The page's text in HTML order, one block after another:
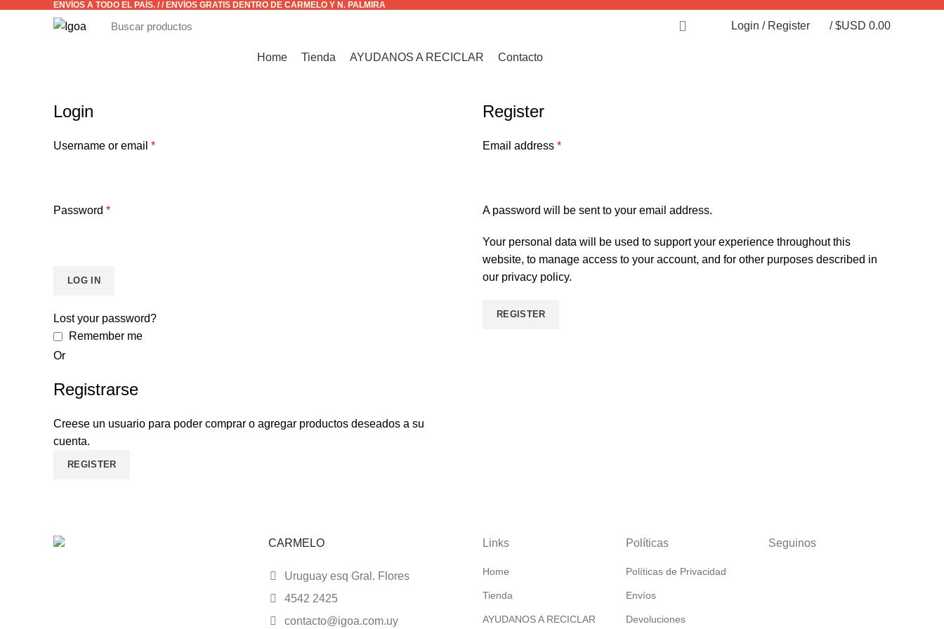
ENVÍOS A TODO EL PAÍS. / / ENVÍOS GRATIS DENTRO DE CARMELO Y N. PALMIRA
Login / Register / $USD 0.00
Home Tienda AYUDANOS A RECICLAR Contacto
Login
Username or email *
Password *
LOG IN
Lost your password?
Remember me
Register
Email address *
A password will be sent to your email address.
Your personal data will be used to support your experience throughout this
website, to manage access to your account, and for other purposes described in
our privacy policy.
REGISTER
Or
Registrarse
Creese un usuario para poder comprar o agregar productos deseados a su
cuenta.
REGISTER
CARMELO
Uruguay esq Gral. Flores
4542 2425
contacto@igoa.com.uy
Links
Home
Tienda
AYUDANOS A RECICLAR
Políticas
Políticas de Privacidad
Envíos
Devoluciones
Seguinos